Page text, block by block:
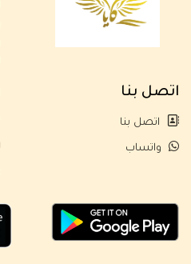
اتصل بنا
اتصل بنا
واتساب